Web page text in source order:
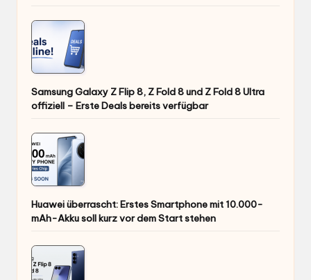
Samsung Galaxy Z Flip 8, Z Fold 8 und Z Fold 8 Ultra
offiziell – Erste Deals bereits verfügbar
Huawei überrascht: Erstes Smartphone mit 10.000-
mAh-Akku soll kurz vor dem Start stehen